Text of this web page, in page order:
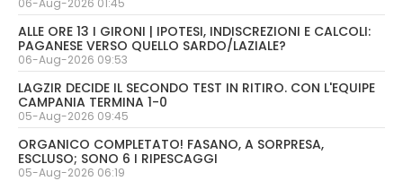
ALLE ORE 13 I GIRONI | IPOTESI, INDISCREZIONI E CALCOLI:
PAGANESE VERSO QUELLO SARDO/LAZIALE?
06-Aug-2026 09:53
LAGZIR DECIDE IL SECONDO TEST IN RITIRO. CON L'EQUIPE
CAMPANIA TERMINA 1-0
05-Aug-2026 09:45
ORGANICO COMPLETATO! FASANO, A SORPRESA,
ESCLUSO; SONO 6 I RIPESCAGGI
05-Aug-2026 06:19